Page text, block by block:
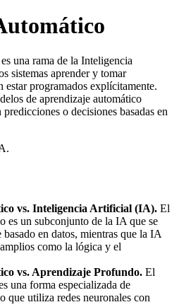
es una rama de la Inteligencia
sistemas aprender y tomar
estar programados explícitamente.
de aprendizaje automático
o decisiones basadas en
vs. Inteligencia Artificial (IA). El
es un subconjunto de la IA que se
en datos, mientras que la IA
como la lógica y el
vs. Aprendizaje Profundo. El
una forma especializada de
que utiliza redes neuronales con